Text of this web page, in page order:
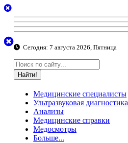
Сегодня: 7 августа 2026, Пятница
Найти!
Медицинские специалисты
Ультразвуковая диагностика
Анализы
Медицинские справки
Медосмотры
Больше...